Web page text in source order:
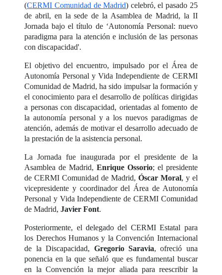
(CERMI Comunidad de Madrid) celebró, el pasado 25
de abril, en la sede de la Asamblea de Madrid, la II
Jornada bajo el título de ‘Autonomía Personal: nuevo
paradigma para la atención e inclusión de las personas
con discapacidad'.
El objetivo del encuentro, impulsado por el Área de
Autonomía Personal y Vida Independiente de CERMI
Comunidad de Madrid, ha sido impulsar la formación y
el conocimiento para el desarrollo de políticas dirigidas
a personas con discapacidad, orientadas al fomento de
la autonomía personal y a los nuevos paradigmas de
atención, además de motivar el desarrollo adecuado de
la prestación de la asistencia personal.
La Jornada fue inaugurada por el presidente de la
Asamblea de Madrid, Enrique Ossorio; el presidente
de CERMI Comunidad de Madrid, Óscar Moral, y el
vicepresidente y coordinador del Área de Autonomía
Personal y Vida Independiente de CERMI Comunidad
de Madrid, Javier Font.
Posteriormente, el delegado del CERMI Estatal para
los Derechos Humanos y la Convención Internacional
de la Discapacidad, Gregorio Saravia, ofreció una
ponencia en la que señaló que es fundamental buscar
en la Convención la mejor aliada para reescribir la